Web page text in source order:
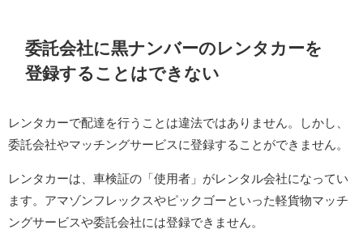
委託会社に黒ナンバーのレンタカーを
登録することはできない
レンタカーで配達を行うことは違法ではありません。しかし、
委託会社やマッチングサービスに登録することができません。
レンタカーは、車検証の「使用者」がレンタル会社になってい
ます。アマゾンフレックスやピックゴーといった軽貨物マッチ
ングサービスや委託会社には登録できません。